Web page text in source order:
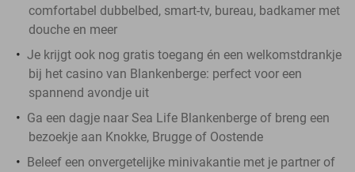
comfortabel dubbelbed, smart-tv, bureau, badkamer met
douche en meer
Je krijgt ook nog gratis toegang én een welkomstdrankje
bij het casino van Blankenberge: perfect voor een
spannend avondje uit
Ga een dagje naar Sea Life Blankenberge of breng een
bezoekje aan Knokke, Brugge of Oostende
Beleef een onvergetelijke minivakantie met je partner of